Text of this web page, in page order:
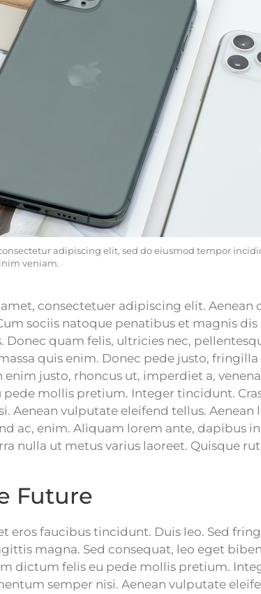
adipiscing elit, sed do eiusmod tempor
veniam.
consectetuer adipiscing elit.
sociis natoque penatibus et magnis
Donec quam felis, ultricies nec,
quis enim. Donec pede justo, fringilla
justo, rhoncus ut, imperdiet a,
mollis pretium. Integer tincidunt.
Aenean vulputate eleifend tellus.
ac, enim. Aliquam lorem ante, dapibus
nulla ut metus varius laoreet. Quisque
Future
eros faucibus tincidunt. Duis leo. Sed
magna. Sed consequat, leo eget
dictum felis eu pede mollis pretium.
semper nisi. Aenean vulputate